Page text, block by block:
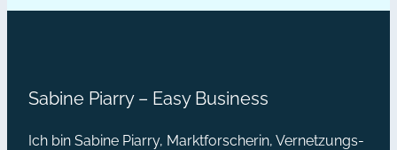
kommunizieren ist ihr wichtig und da
Kauscheder
[Podcast]
Sabine Piarry – Easy Business
Ich bin Sabine Piarry, Marktforscherin, Vernetzungs-